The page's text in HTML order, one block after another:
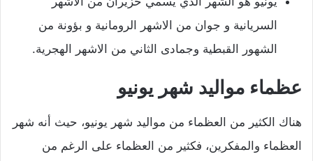
السريانية و جوان من الاشهر الرومانية و بؤونة من
الشهور القبطية وجمادى الثاني من الاشهر الهجرية.
عظماء مواليد شهر يونيو
هناك الكثير من العظماء من مواليد شهر يونيو، حيث أنه شهر
العظماء والمفكرين، فكثير من العظماء على الرغم من